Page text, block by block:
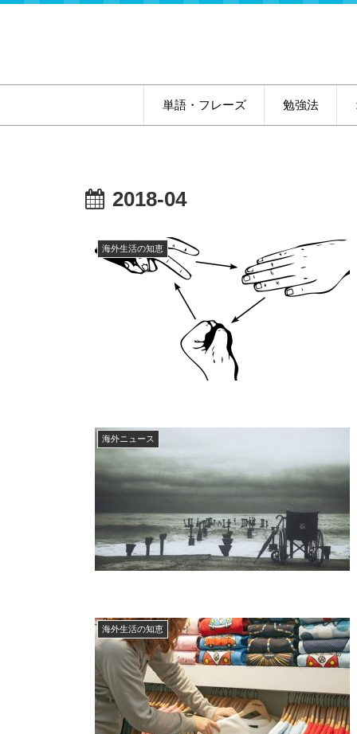
単語・フレーズ 勉強法
2018-04
海外生活の知恵
海外ニュース
海外生活の知恵